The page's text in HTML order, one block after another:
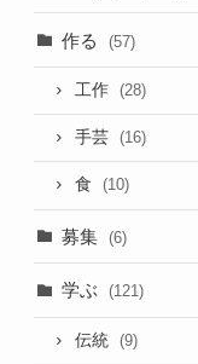
作る (57)
工作 (28)
手芸 (16)
食 (10)
募集 (6)
学ぶ (121)
伝統 (9)